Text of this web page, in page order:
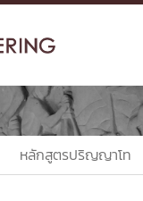
หลักสูตรปริญญาโท